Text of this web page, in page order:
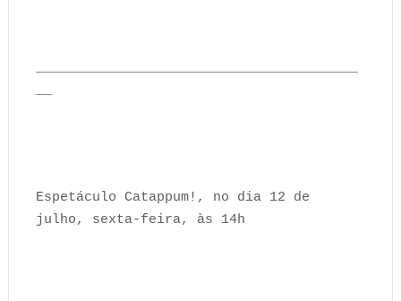
Espetáculo Catappum!, no dia 12 de
julho, sexta-feira, às 14h